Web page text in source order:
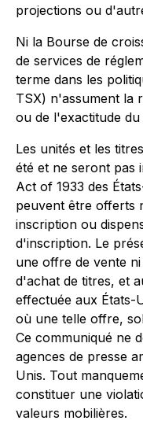
projections ou
Ni la Bourse de
de services de
terme dans les
TSX) n'assument la
ou de l'exactitude
Les unités et les
été et ne seront pas
Act of 1933 des
peuvent être offerts
inscription ou
d'inscription. Le
une offre de vente
d'achat de titres, et
effectuée aux États-
où une telle offre,
Ce communiqué ne
agences de presse
Unis. Tout
constituer une
valeurs mobilières.